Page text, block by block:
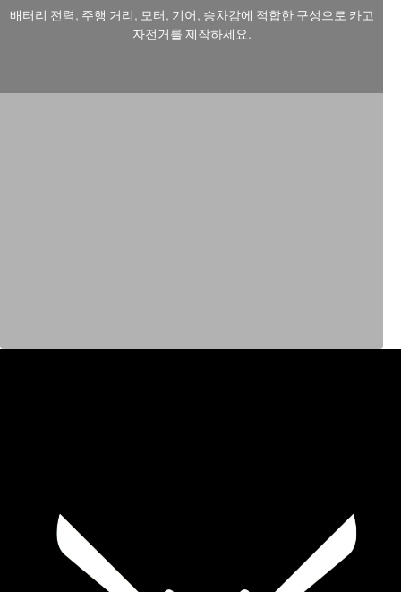
배터리 전력, 주행 거리, 모터, 기어, 승차감에 적합한 구성으로 카고
자전거를 제작하세요.